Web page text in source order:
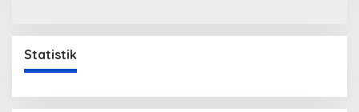
Statistik